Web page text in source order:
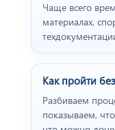
Чаще всего
материалах,
Как пройти
Разбиваем
показываем,